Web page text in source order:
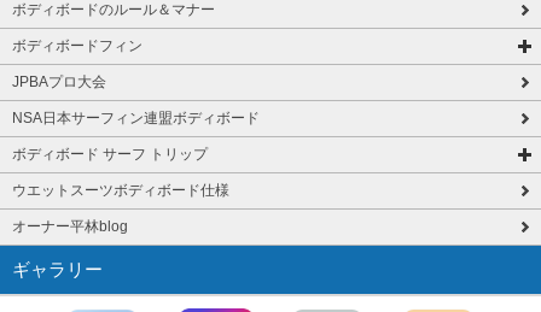
ボディボードのルール＆マナー
ボディボードフィン
JPBAプロ大会
NSA日本サーフィン連盟ボディボード
ボディボード サーフ トリップ
ウエットスーツボディボード仕様
オーナー平林blog
ギャラリー